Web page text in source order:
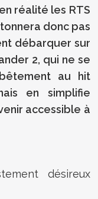
réalité les RTS
donc pas
débarquer sur
2, qui ne se
au hit
en simplifie
accessible à
désireux